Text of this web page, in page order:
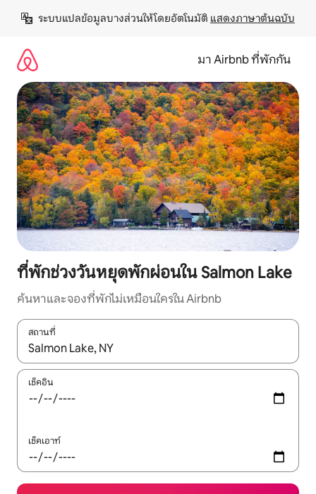
เนื้อหา
ระบบแปลข้อมูลบางส่วนให้โดยอัตโนมัติ แสดงภาษาต้นฉบับ
มา Airbnb ที่พักกัน
ที่พักช่วงวันหยุดพักผ่อนใน Salmon Lake
ค้นหาและจองที่พักไม่เหมือนใครใน Airbnb
สถานที่
ใช้ลูกศรขึ้นลง หรือใช้การสัมผัสหรือปัด เพื่อสำรวจผลการค้นหา
เช็คอิน
เช็คเอาท์